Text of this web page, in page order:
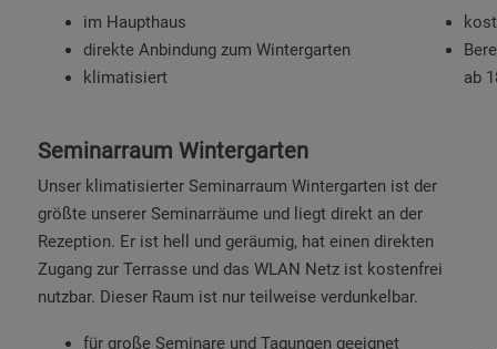
im Haupthaus
direkte Anbindung zum Wintergarten
klimatisiert
ab
Seminarraum Wintergarten
Unser klimatisierter Seminarraum Wintergarten ist der
größte unserer Seminarräume und liegt direkt an der
Rezeption. Er ist hell und geräumig, hat einen direkten
Zugang zur Terrasse und das WLAN Netz ist kostenfrei
nutzbar. Dieser Raum ist nur teilweise verdunkelbar.
für große Seminare und Tagungen geeignet